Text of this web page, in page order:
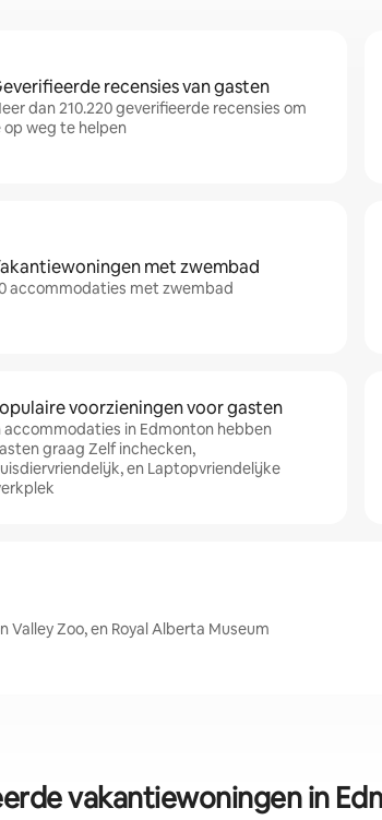
recensies van gasten
dan 210.220 geverifieerde recensies om
op weg te helpen
met zwembad
accommodaties met zwembad
voorzieningen voor gasten
accommodaties in Edmonton hebben
graag Zelf inchecken,
en Laptopvriendelijke
Zoo, en Royal Alberta Museum
vakantiewoningen in